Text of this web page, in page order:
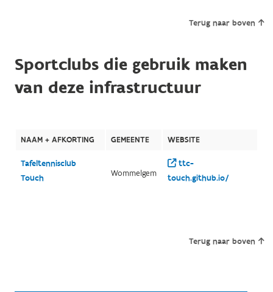
Terug naar boven
Sportclubs die gebruik maken
van deze infrastructuur
NAAM + AFKORTING GEMEENTE WEBSITE
Tafeltennisclub
Touch
Wommelgem
ttc-
touch.github.io/
Terug naar boven